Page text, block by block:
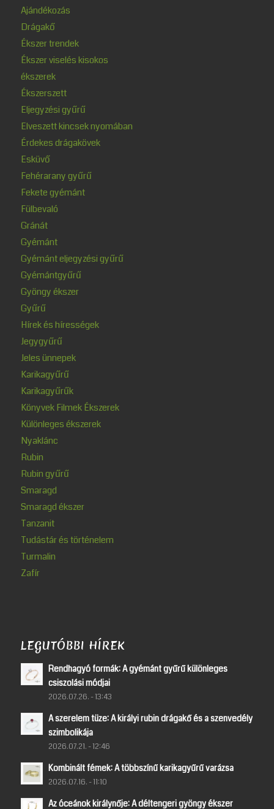
Ajándékozás
Drágakő
Ékszer trendek
Ékszer viselés kisokos
ékszerek
Ékszerszett
Eljegyzési gyűrű
Elveszett kincsek nyomában
Érdekes drágakövek
Esküvő
Fehérarany gyűrű
Fekete gyémánt
Fülbevaló
Gránát
Gyémánt
Gyémánt eljegyzési gyűrű
Gyémántgyűrű
Gyöngy ékszer
Gyűrű
Hírek és hírességek
Jegygyűrű
Jeles ünnepek
Karikagyűrű
Karikagyűrűk
Könyvek Filmek Ékszerek
Különleges ékszerek
Nyaklánc
Rubin
Rubin gyűrű
Smaragd
Smaragd ékszer
Tanzanit
Tudástár és történelem
Turmalin
Zafír
LEGUTÓBBI HÍREK
Rendhagyó formák: A gyémánt gyűrű különleges
csiszolási módjai
2026.07.26. - 13:43
A szerelem tüze: A királyi rubin drágakő és a szenvedély
szimbolikája
2026.07.21. - 12:46
Kombinált fémek: A többszínű karikagyűrű varázsa
2026.07.16. - 11:10
Az óceánok királynője: A déltengeri gyöngy ékszer